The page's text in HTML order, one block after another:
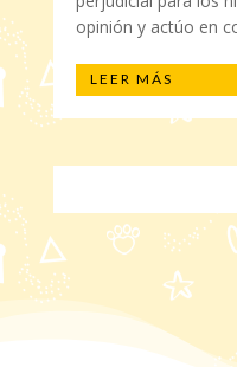
opinión y actúo en
LEER MÁS